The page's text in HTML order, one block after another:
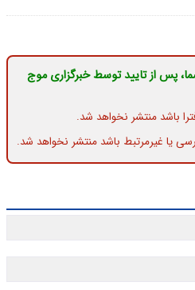
پس از تایید توسط خبرگزاری موج
باشد منتشر نخواهد شد.
یا غیرمرتبط باشد منتشر نخواهد شد.